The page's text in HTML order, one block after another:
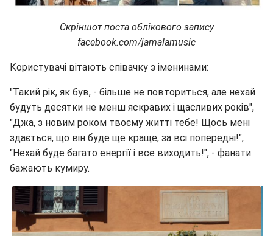
Скріншот поста облікового запису
facebook.com/jamalamusic
Користувачі вітають співачку з іменинами:
"Такий рік, як був, - більше не повториться, але нехай
будуть десятки не менш яскравих і щасливих років",
"Джа, з новим роком твоєму житті тебе! Щось мені
здається, що він буде ще краще, за всі попередні!",
"Нехай буде багато енергії і все виходить!", - фанати
бажають кумиру.